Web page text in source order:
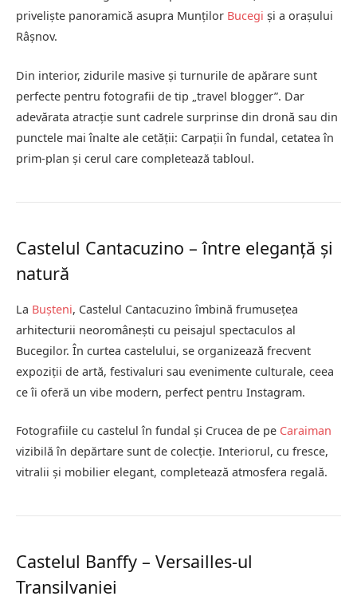
priveliște panoramică asupra Munților Bucegi și a orașului
Râșnov.
Din interior, zidurile masive și turnurile de apărare sunt
perfecte pentru fotografii de tip „travel blogger”. Dar
adevărata atracție sunt cadrele surprinse din dronă sau din
punctele mai înalte ale cetății: Carpații în fundal, cetatea în
prim-plan și cerul care completează tabloul.
Castelul Cantacuzino – între eleganță și
natură
La Bușteni, Castelul Cantacuzino îmbină frumusețea
arhitecturii neoromânești cu peisajul spectaculos al
Bucegilor. În curtea castelului, se organizează frecvent
expoziții de artă, festivaluri sau evenimente culturale, ceea
ce îi oferă un vibe modern, perfect pentru Instagram.
Fotografiile cu castelul în fundal și Crucea de pe Caraiman
vizibilă în depărtare sunt de colecție. Interiorul, cu fresce,
vitralii și mobilier elegant, completează atmosfera regală.
Castelul Banffy – Versailles-ul
Transilvaniei